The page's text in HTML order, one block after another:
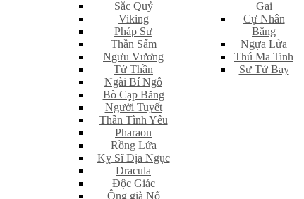
Sắc Quỷ
Viking
Pháp Sư
Thần Sấm
Ngưu Vương
Tử Thần
Ngài Bí Ngô
Bò Cạp Băng
Người Tuyết
Thần Tình Yêu
Pharaon
Rồng Lửa
Kỵ Sĩ Địa Ngục
Dracula
Độc Giác
Ông già Nổ
Gai
Cự Nhân
Băng
Ngựa Lửa
Thú Ma Tinh
Sư Tử Bay